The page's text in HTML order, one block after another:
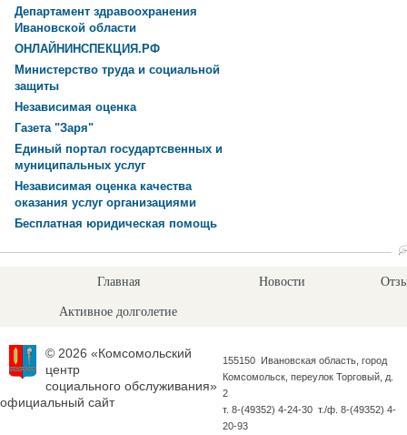
Департамент здравоохранения
Ивановской области
ОНЛАЙНИНСПЕКЦИЯ.РФ
Министерство труда и социальной
защиты
Независимая оценка
Газета "Заря"
Единый портал государтсвенных и
муниципальных услуг
Независимая оценка качества
оказания услуг организациями
Бесплатная юридическая помощь
Главная Новости
Активное долголетие
© 2026 «Комсомольский
центр
социального обслуживания»
официальный сайт
155150 Ивановская область, город
Комсомольск, переулок Торговый, д.
2
т. 8-(49352) 4-24-30 т./ф. 8-(49352) 4-
20-93